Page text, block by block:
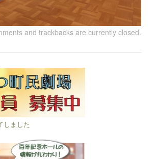
and trackbacks are currently closed.
しました